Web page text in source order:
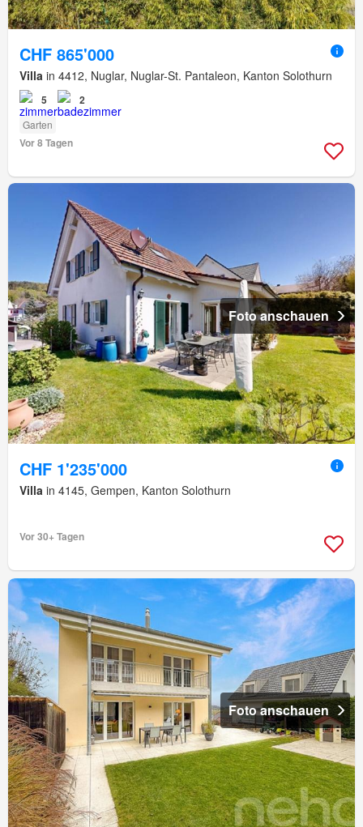
CHF 865'000
Villa in 4412, Nuglar, Nuglar-St. Pantaleon, Kanton Solothurn
5 2
Garten
Vor 8 Tagen
Foto anschauen
CHF 1'235'000
Villa in 4145, Gempen, Kanton Solothurn
Vor 30+ Tagen
Foto anschauen